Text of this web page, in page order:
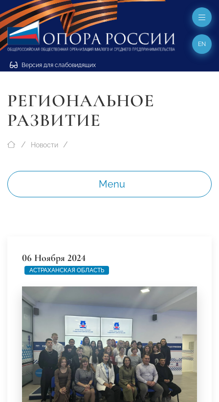
Версия для слабовидящих
EN
РЕГИОНАЛЬНОЕ
РАЗВИТИЕ
Новости
Menu
06 Ноября 2024
АСТРАХАНСКАЯ ОБЛАСТЬ